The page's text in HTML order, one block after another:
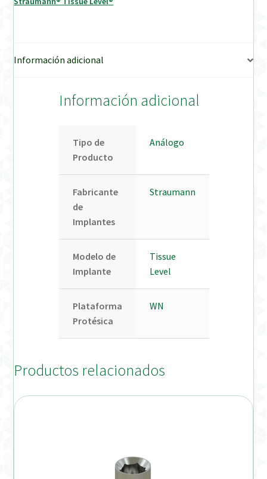
Welcome to DELTA Abutments | Tienda Online!
Información adicional
Información adicional
Tipo de
Producto
Análogo
Fabricante
de
Implantes
Straumann
Modelo de
Implante
Tissue
Level
Plataforma
Protésica
WN
Productos relacionados